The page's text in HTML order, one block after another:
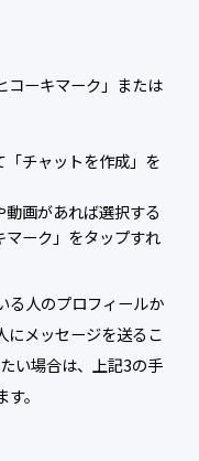
ーキマーク」または
チャットを作成」を
画があれば選択する
マーク」をタップすれ
る人のプロフィールか
にメッセージを送るこ
い場合は、上記3の手
。